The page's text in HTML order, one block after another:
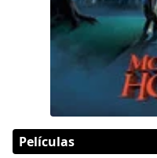
Películas